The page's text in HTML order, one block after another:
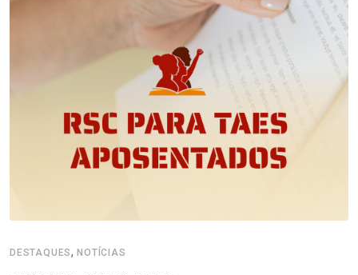
DESTAQUES,NOTÍCIAS